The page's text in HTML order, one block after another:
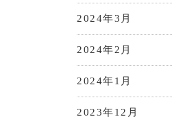
2024年3月
2024年2月
2024年1月
2023年12月